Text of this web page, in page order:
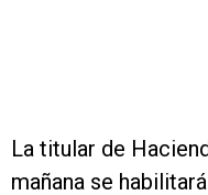
La titular de
mañana se